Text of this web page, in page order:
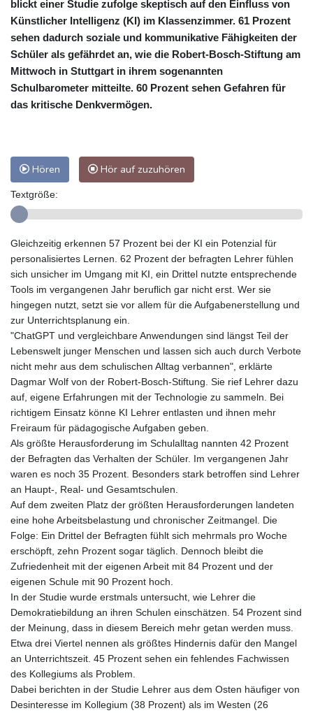
blickt einer Studie zufolge skeptisch auf den Einfluss von
Künstlicher Intelligenz (KI) im Klassenzimmer. 61 Prozent
sehen dadurch soziale und kommunikative Fähigkeiten der
Schüler als gefährdet an, wie die Robert-Bosch-Stiftung am
Mittwoch in Stuttgart in ihrem sogenannten
Schulbarometer mitteilte. 60 Prozent sehen Gefahren für
das kritische Denkvermögen.
Hören Hör auf zuzuhören
Textgröße:
Gleichzeitig erkennen 57 Prozent bei der KI ein Potenzial für
personalisiertes Lernen. 62 Prozent der befragten Lehrer fühlen
sich unsicher im Umgang mit KI, ein Drittel nutzte entsprechende
Tools im vergangenen Jahr beruflich gar nicht erst. Wer sie
hingegen nutzt, setzt sie vor allem für die Aufgabenerstellung und
zur Unterrichtsplanung ein.
"ChatGPT und vergleichbare Anwendungen sind längst Teil der
Lebenswelt junger Menschen und lassen sich auch durch Verbote
nicht mehr aus dem schulischen Alltag verbannen", erklärte
Dagmar Wolf von der Robert-Bosch-Stiftung. Sie rief Lehrer dazu
auf, eigene Erfahrungen mit der Technologie zu sammeln. Bei
richtigem Einsatz könne KI Lehrer entlasten und ihnen mehr
Freiraum für pädagogische Aufgaben geben.
Als größte Herausforderung im Schulalltag nannten 42 Prozent
der Befragten das Verhalten der Schüler. Im vergangenen Jahr
waren es noch 35 Prozent. Besonders stark betroffen sind Lehrer
an Haupt-, Real- und Gesamtschulen.
Auf dem zweiten Platz der größten Herausforderungen landeten
eine hohe Arbeitsbelastung und chronischer Zeitmangel. Die
Folge: Ein Drittel der Befragten fühlt sich mehrmals pro Woche
erschöpft, zehn Prozent sogar täglich. Dennoch bleibt die
Zufriedenheit mit der eigenen Arbeit mit 84 Prozent und der
eigenen Schule mit 90 Prozent hoch.
In der Studie wurde erstmals untersucht, wie Lehrer die
Demokratiebildung an ihren Schulen einschätzen. 54 Prozent sind
der Meinung, dass in diesem Bereich mehr getan werden muss.
Etwa drei Viertel nennen als größtes Hindernis dafür den Mangel
an Unterrichtszeit. 45 Prozent sehen ein fehlendes Fachwissen
des Kollegiums als Problem.
Dabei berichten in der Studie Lehrer aus dem Osten häufiger von
Desinteresse im Kollegium (38 Prozent) als im Westen (26